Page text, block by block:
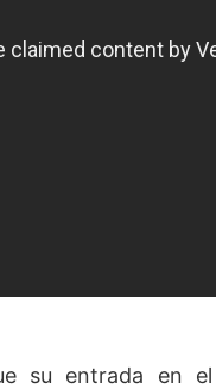
su entrada en